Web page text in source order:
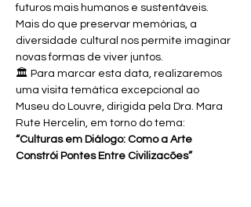
futuros mais humanos e sustentáveis.
Mais do que preservar memórias, a
diversidade cultural nos permite imaginar
novas formas de viver juntos.
🏛️ Para marcar esta data, realizaremos
uma visita temática excepcional ao
Museu do Louvre, dirigida pela Dra. Mara
Rute Hercelin, em torno do tema:
“Culturas em Diálogo: Como a Arte
Constrói Pontes Entre Civilizações”